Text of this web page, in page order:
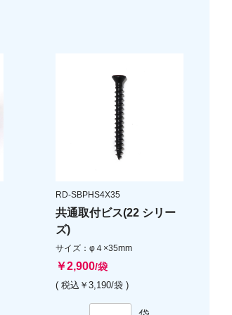
RD-SBPHS4X35
共通取付ビス(22 シリー
ズ)
サイズ：φ４×35mm
￥2,900/袋
( 税込￥3,190/袋 )